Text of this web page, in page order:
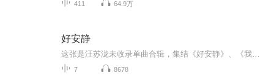
411 64.9万
好安静
7 8678